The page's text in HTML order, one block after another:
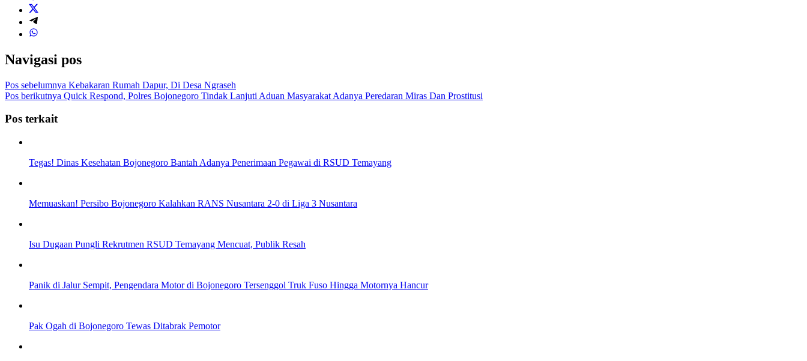
Navigasi pos
Pos sebelumnya Kebakaran Rumah Dapur, Di Desa Ngraseh
Pos berikutnya Quick Respond, Polres Bojonegoro Tindak Lanjuti Aduan Masyarakat Adanya Peredaran Miras Dan Prostitusi
Pos terkait
Tegas! Dinas Kesehatan Bojonegoro Bantah Adanya Penerimaan Pegawai di RSUD Temayang
Memuaskan! Persibo Bojonegoro Kalahkan RANS Nusantara 2-0 di Liga 3 Nusantara
Isu Dugaan Pungli Rekrutmen RSUD Temayang Mencuat, Publik Resah
Panik di Jalur Sempit, Pengendara Motor di Bojonegoro Tersenggol Truk Fuso Hingga Motornya Hancur
Pak Ogah di Bojonegoro Tewas Ditabrak Pemotor